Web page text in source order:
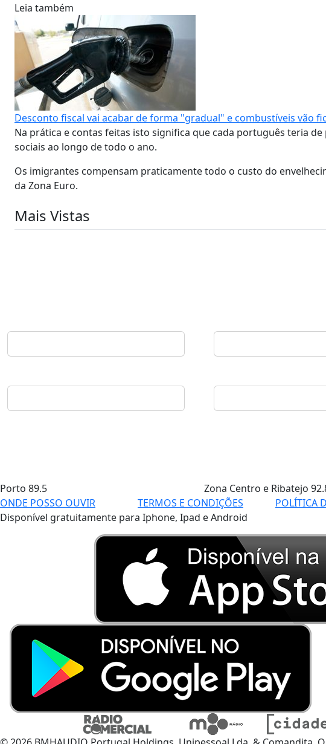
Leia também
Desconto fiscal vai acabar de forma "gradual" e combustíveis vão
Na prática e contas feitas isto significa que cada português teria
sociais ao longo de todo o ano.
Os imigrantes compensam praticamente todo o custo do
da Zona Euro.
Mais Vistas
Porto 89.5 Zona Centro e Ribatejo
ONDE POSSO OUVIR
TERMOS E CONDIÇÕES POLÍTICA
Disponível gratuitamente para Iphone, Ipad e Android